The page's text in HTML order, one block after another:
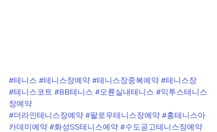
#테니스 #테니스장예약 #테니스장중복예약 #테니스장
#테니스코트 #BB테니스 #오륜실내테니스 #익투스테니스
장예약
#더라인테니스장예약 #팔로우테니스장예약 #홍테니스아
카데미예약 #화성SS테니스예약 #수도공고테니스장예약